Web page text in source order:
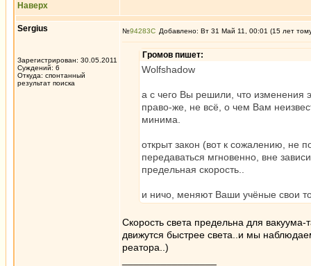
Наверх
Sergius
Зарегистрирован: 30.05.2011
Суждений: 6
Откуда: спонтанный
результат поиска
№94283 Добавлено: Вт 31 Май 11, 00:01 (15 лет
Громов пишет:
Wolfshadow
а с чего Вы решили, что изменения
право-же, не всё, о чем Вам
минима.
открыт закон (вот к сожалению, не
передаваться мгновенно, вне
предельная скорость..
и ничо, меняют Ваши учёные свои
Скорость света предельна для
движутся быстрее света..и мы
реатора..)